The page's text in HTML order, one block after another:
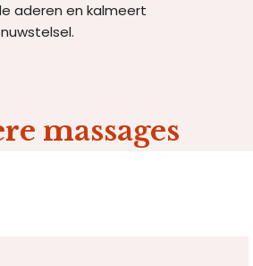
aderen en kalmeert
massages